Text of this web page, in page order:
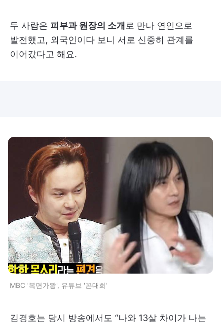
두 사람은 피부과 원장의 소개 로 만나 연인으로
발전했고, 외국인이다 보니 서로 신중히 관계를
이어갔다고 해요.
MBC '복면가왕', 유튜브 '꼰대희'
김경호는 당시 방송에서도 “나와 13살 차이가 나는